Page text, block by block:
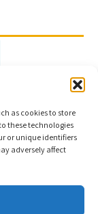
as cookies to store
these technologies
or unique identifiers
adversely affect
Portal